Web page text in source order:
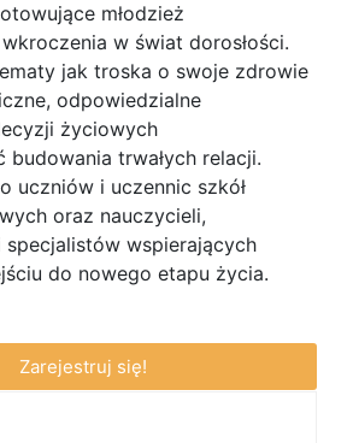
młodzież
w świat dorosłości.
jak troska o swoje zdrowie
odpowiedzialne
życiowych
budowania trwałych relacji.
uczniów i uczennic szkół
oraz nauczycieli,
wspierających
do nowego etapu życia.
Zarejestruj się!